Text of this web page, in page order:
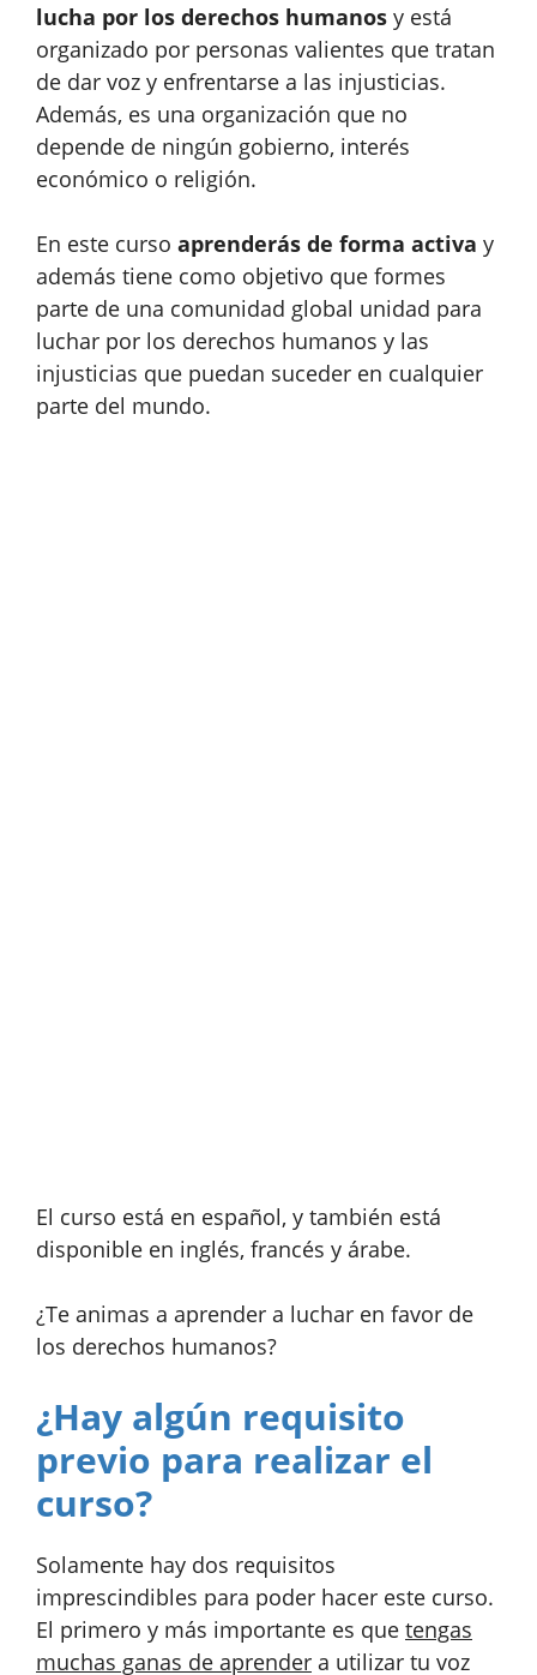
lucha por los derechos humanos y está
organizado por personas valientes que tratan
de dar voz y enfrentarse a las injusticias.
Además, es una organización que no
depende de ningún gobierno, interés
económico o religión.
En este curso aprenderás de forma activa y
además tiene como objetivo que formes
parte de una comunidad global unidad para
luchar por los derechos humanos y las
injusticias que puedan suceder en cualquier
parte del mundo.
El curso está en español, y también está
disponible en inglés, francés y árabe.
¿Te animas a aprender a luchar en favor de
los derechos humanos?
¿Hay algún requisito
previo para realizar el
curso?
Solamente hay dos requisitos
imprescindibles para poder hacer este curso.
El primero y más importante es que tengas
muchas ganas de aprender a utilizar tu voz